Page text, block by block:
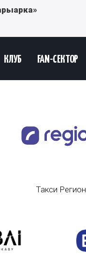
КЛУБ FAN-СЕКТОР
Такси Регион